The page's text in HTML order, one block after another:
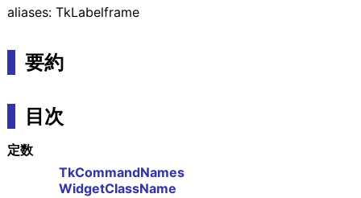
aliases: TkLabelframe
要約
目次
定数
TkCommandNames
WidgetClassName